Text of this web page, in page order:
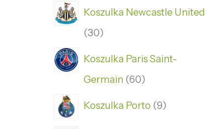
Koszulka Newcastle United
30
Koszulka Paris Saint-
Germain 60
Koszulka Porto 9